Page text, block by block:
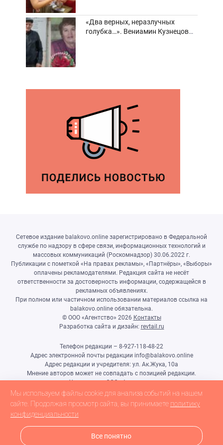
«Два верных, неразлучных
голубка…». Вениамин Кузнецов
Сетевое издание balakovo.online зарегистрировано в Федеральной
службе по надзору в сфере связи, информационных технологий и
массовых коммуникаций (Роскомнадзор) 30.06.2022 г.
Публикации с пометкой «На правах рекламы», «Партнёры», «Выборы»
оплачены рекламодателями. Редакция сайта не несёт
ответственности за достоверность информации, содержащейся в
рекламных объявлениях.
При полном или частичном использовании материалов ссылка на
balakovo.online обязательна.
© ООО «Агентство» 2026 Контакты
Разработка сайта и дизайн: revtail.ru
Телефон редакции – 8-927-118-48-22
Адрес электронной почты редакции info@balakovo.online
Адрес редакции и учредителя: ул. Ак.Жука, 10а
Мнение авторов может не совпадать с позицией редакции.
Учредитель: ООО «Агентство»
Гл.редактор Ивлиева Н.Н.
Настоящий ресурс может содержать материалы 18+
Мы используем файлы cookie для анализа событий на нашем
сайте. Продолжая просмотр сайта, вы принимаете политику
конфиденциальности
Все понятно